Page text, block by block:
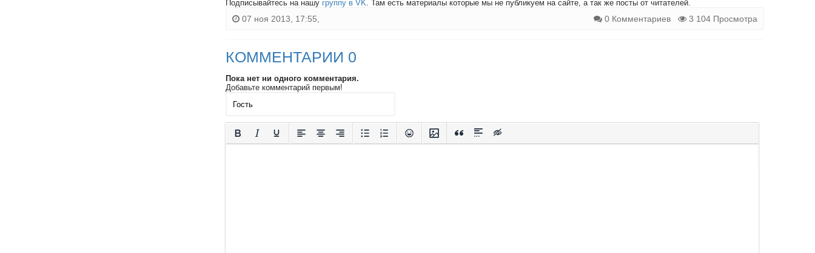
Подписывайтесь на нашу группу в VK. Там есть материалы которые мы не публикуем на сайте, а так же посты от читателей.
07 ноя 2013, 17:55, 0 Комментариев 3 104 Просмотра
КОММЕНТАРИИ 0
Пока нет ни одного комментария.
Добавьте комментарий первым!